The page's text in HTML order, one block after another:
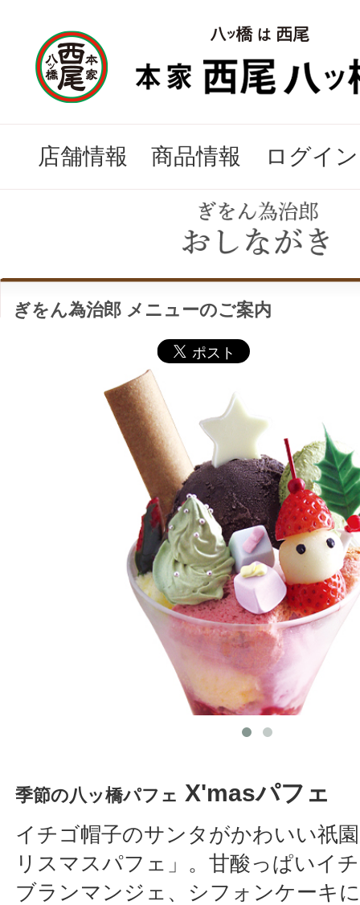
店舗情報 商品情報 ログイン
ぎをん為治郎 メニューのご案内
季節の八ッ橋パフェ X'masパフェ
イチゴ帽子のサンタがかわいい祇
リスマスパフェ」。甘酸っぱいイ
ブランマンジェ、シフォンケーキ